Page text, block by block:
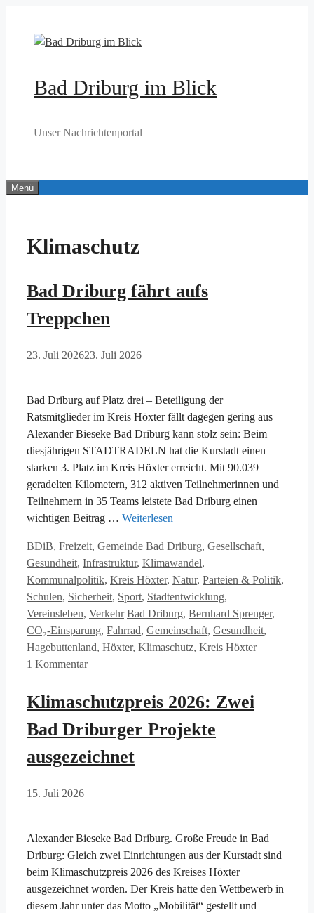
springen
Bad Driburg im Blick
Unser Nachrichtenportal
Menü
Klimaschutz
Bad Driburg fährt aufs
Treppchen
23. Juli 202623. Juli 2026
Bad Driburg auf Platz drei – Beteiligung der
Ratsmitglieder im Kreis Höxter fällt dagegen gering aus
Alexander Bieseke Bad Driburg kann stolz sein: Beim
diesjährigen STADTRADELN hat die Kurstadt einen
starken 3. Platz im Kreis Höxter erreicht. Mit 90.039
geradelten Kilometern, 312 aktiven Teilnehmerinnen und
Teilnehmern in 35 Teams leistete Bad Driburg einen
wichtigen Beitrag … Weiterlesen
Kategorien
BDiB, Freizeit, Gemeinde Bad Driburg, Gesellschaft,
Gesundheit, Infrastruktur, Klimawandel,
Kommunalpolitik, Kreis Höxter, Natur, Parteien & Politik,
Schulen, Sicherheit, Sport, Stadtentwicklung,
Vereinsleben, Verkehr Schlagwörter
Bad Driburg, Bernhard Sprenger,
CO₂-Einsparung, Fahrrad, Gemeinschaft, Gesundheit,
Hagebuttenland, Höxter, Klimaschutz, Kreis Höxter
1 Kommentar
Klimaschutzpreis 2026: Zwei
Bad Driburger Projekte
ausgezeichnet
15. Juli 2026
Alexander Bieseke Bad Driburg. Große Freude in Bad
Driburg: Gleich zwei Einrichtungen aus der Kurstadt sind
beim Klimaschutzpreis 2026 des Kreises Höxter
ausgezeichnet worden. Der Kreis hatte den Wettbewerb in
diesem Jahr unter das Motto „Mobilität“ gestellt und